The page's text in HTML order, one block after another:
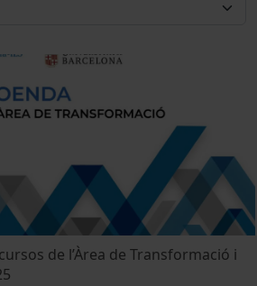
de l’Àrea de Transformació i